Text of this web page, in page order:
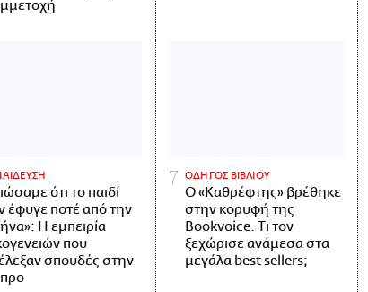
ότι το παιδί
έφυγε ποτέ από την
Η εμπειρία
που
σπουδές στην
ΟΔΗΓΟΣ ΒΙΒΛΙΟΥ
Ο «Καθρέφτης» βρέθηκε
στην κορυφή της
Bookvoice. Τι τον
ξεχώρισε ανάμεσα στα
μεγάλα best sellers;